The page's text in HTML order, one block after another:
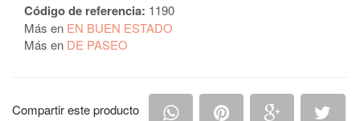
Código de referencia: 1190
Más en EN BUEN ESTADO
Más en DE PASEO
Compartir este producto Compartir en Whatsapp
Compartir enCompartir